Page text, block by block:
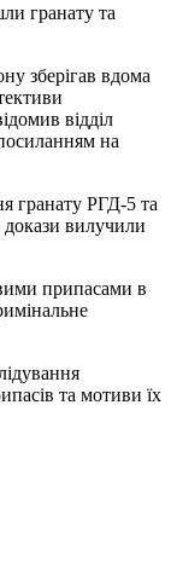
гранату та
зберігав вдома
відділ
на
гранату РГД-5 та
докази вилучили
припасами в
та мотиви їх